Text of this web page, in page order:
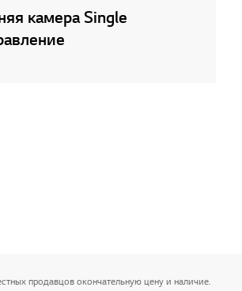
камера Single
продавцов окончательную цену и наличие.